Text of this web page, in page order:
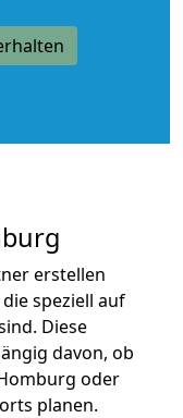
erstellen
speziell auf
Diese
davon, ob
oder
planen.